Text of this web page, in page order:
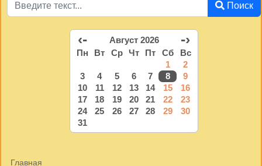
Поиск
‹- Август 2026 -›
Пн Вт Ср Чт Пт Сб
Вс
1
2
3
4 5 6 7 8
9
10
11 12 13 14 15
16
17
18 19 20 21 22
23
24
25 26 27 28 29
30
31
Главная